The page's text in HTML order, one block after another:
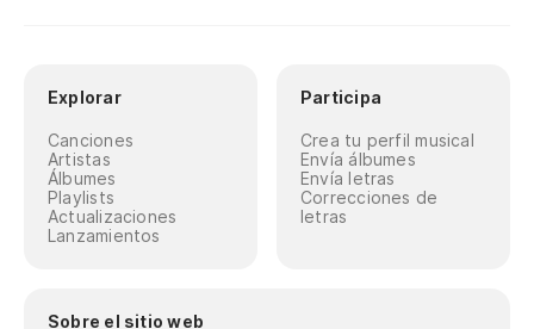
Explorar
Canciones
Artistas
Álbumes
Playlists
Actualizaciones
Lanzamientos
Participa
Crea tu perfil musical
Envía álbumes
Envía letras
Correcciones de
letras
Sobre el sitio web